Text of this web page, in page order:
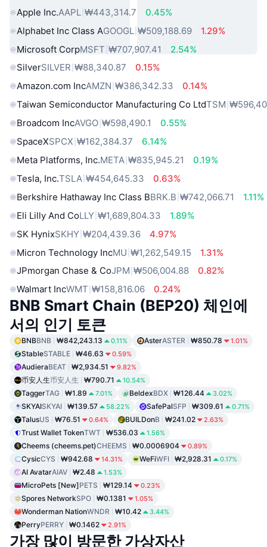
Apple Inc.AAPL ₩443,314.7
0.45%
Alphabet Inc Class AGOOGL ₩509,188.69
1.29%
Microsoft CorpMSFT ₩707,907.41
2.54%
SilverSILVER ₩88,340.87
0.15%
Amazon.com IncAMZN ₩386,342.33
0.14%
Taiwan Semiconductor Manufacturing Co LtdTSM
Broadcom IncAVGO ₩598,490.1
0.55%
SpaceXSPCX ₩162,384.37
6.14%
Meta Platforms, Inc.META ₩835,945.21
0.19%
Tesla, Inc.TSLA ₩454,645.33
0.63%
Berkshire Hathaway Inc Class BBRK.B ₩742,066.71
1.11%
Eli Lilly And CoLLY ₩1,689,804.33
1.89%
SK HynixSKHY ₩204,439.36
4.97%
Micron Technology IncMU ₩1,262,549.15
1.31%
JPmorgan Chase & CoJPM ₩506,004.88
0.82%
Walmart IncWMT ₩158,816.06 0.24%
BNB Smart Chain (BEP20) 체인에
서의 인기 토큰
BNBBNB ₩842,243.13 0.11% AsterASTER ₩850.78 1.01%
StableSTABLE ₩46.63 0.59%
AudieraBEAT ₩2,934.51 9.82%
币安人生币安人生 ₩790.71 10.54%
TaggerTAG ₩1.89 7.01% BeldexBDX ₩126.44 3.02%
SKYAISKYAI ₩139.57 58.22% SafePalSFP ₩309.61 0.71%
TalusUS ₩76.51 0.64% BUILDonB ₩241.02 2.63%
Trust Wallet TokenTWT ₩536.03 1.56%
Cheems (cheems.pet)CHEEMS ₩0.0006904 0.89%
CysicCYS ₩942.68 14.31% WeFiWFI ₩2,928.31 0.17%
AI AvatarAIAV ₩2.48 1.53%
MicroPets [New]PETS ₩129.14 0.23%
Spores NetworkSPO ₩0.1381 1.05%
Wonderman NationWNDR ₩10.42 3.44%
PerryPERRY ₩0.1462 2.91%
가장 많이 방문한 가상자산